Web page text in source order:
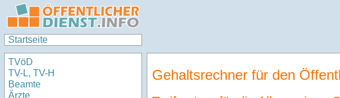
Startseite
TVöD
TV-L, TV-H
Beamte
Ärzte
Gehaltsrechner für den